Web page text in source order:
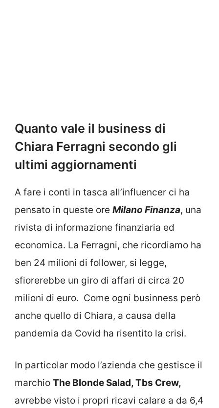
Quanto vale il business di
Chiara Ferragni secondo gli
ultimi aggiornamenti
A fare i conti in tasca all’influencer ci ha
pensato in queste ore Milano Finanza, una
rivista di informazione finanziaria ed
economica. La Ferragni, che ricordiamo ha
ben 24 milioni di follower, si legge,
sfiorerebbe un giro di affari di circa 20
milioni di euro. Come ogni businness però
anche quello di Chiara, a causa della
pandemia da Covid ha risentito la crisi.
In particolar modo l’azienda che gestisce il
marchio The Blonde Salad, Tbs Crew,
avrebbe visto i propri ricavi calare a da 6,4